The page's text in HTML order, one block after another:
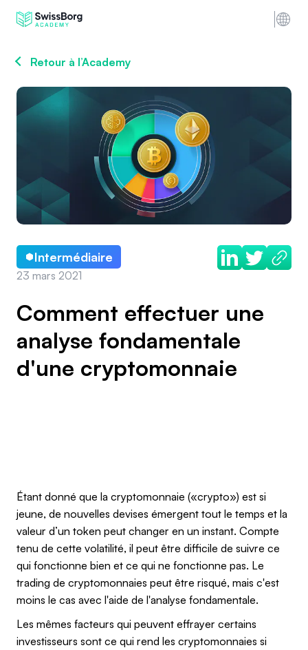
Retour à l’Academy
Intermédiaire
23 mars 2021
Comment effectuer une
analyse fondamentale
d'une cryptomonnaie
Étant donné que la cryptomonnaie («crypto») est si
jeune, de nouvelles devises émergent tout le temps et la
valeur d’un token peut changer en un instant. Compte
tenu de cette volatilité, il peut être difficile de suivre ce
qui fonctionne bien et ce qui ne fonctionne pas. Le
trading de cryptomonnaies peut être risqué, mais c'est
moins le cas avec l'aide de l'analyse fondamentale.
Les mêmes facteurs qui peuvent effrayer certains
investisseurs sont ce qui rend les cryptomonnaies si